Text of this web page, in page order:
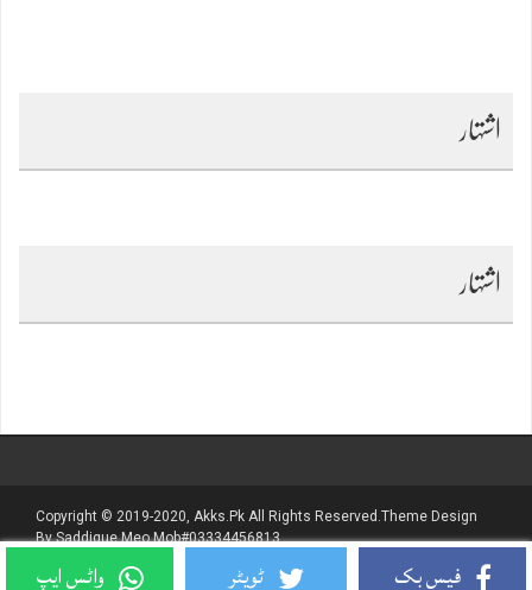
فیس بک ٹویٹر واٹس ایپ
اشتہار
اشتہار
Copyright © 2019-2020, Akks.pk All Rights Reserved.Theme Design
By Saddique Meo Mob#03334456813